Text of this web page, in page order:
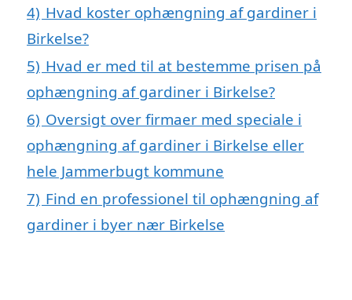
4) Hvad koster ophængning af gardiner i
Birkelse?
5) Hvad er med til at bestemme prisen på
ophængning af gardiner i Birkelse?
6) Oversigt over firmaer med speciale i
ophængning af gardiner i Birkelse eller
hele Jammerbugt kommune
7) Find en professionel til ophængning af
gardiner i byer nær Birkelse